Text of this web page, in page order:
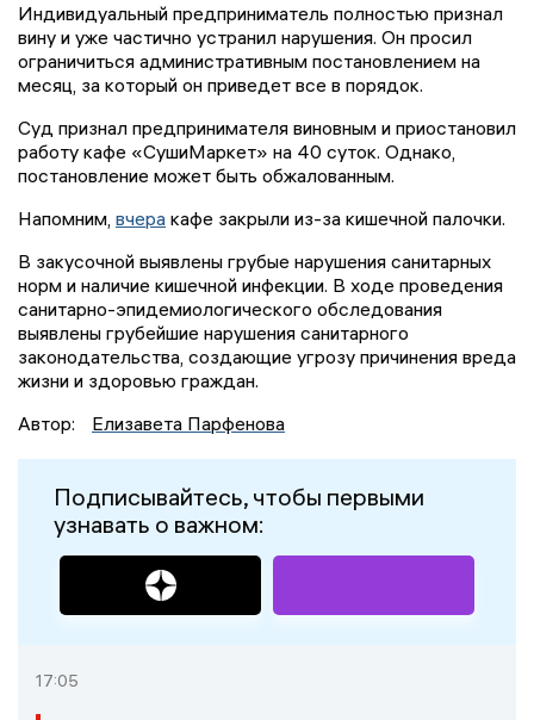
Индивидуальный предприниматель полностью признал
вину и уже частично устранил нарушения. Он просил
ограничиться административным постановлением на
месяц, за который он приведет все в порядок.
Суд признал предпринимателя виновным и приостановил
работу кафе «СушиМаркет» на 40 суток. Однако,
постановление может быть обжалованным.
Напомним, вчера кафе закрыли из-за кишечной палочки.
В закусочной выявлены грубые нарушения санитарных
норм и наличие кишечной инфекции. В ходе проведения
санитарно-эпидемиологического обследования
выявлены грубейшие нарушения санитарного
законодательства, создающие угрозу причинения вреда
жизни и здоровью граждан.
Автор:
Елизавета Парфенова
Подписывайтесь, чтобы первыми
узнавать о важном:
17:05